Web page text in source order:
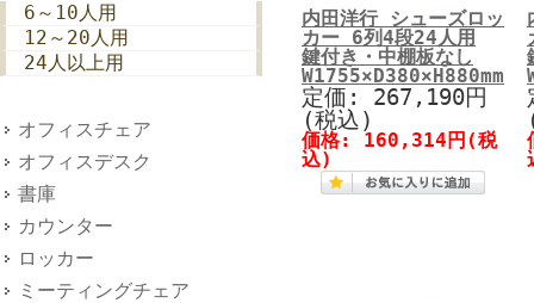
6～10人用
12～20人用
24人以上用
オフィスチェア
オフィスデスク
書庫
カウンター
ロッカー
ミーティングチェア
内田洋行 シューズロッ
カー 6列4段24人用
鍵付き・中棚板なし
W1755×D380×H880mm
定価: 267,190円
(税込)
価格: 160,314円(税
込)